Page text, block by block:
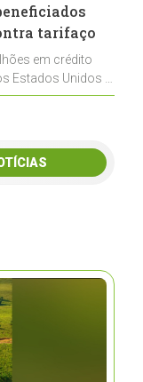
tarifaço
em crédito
Estados Unidos e